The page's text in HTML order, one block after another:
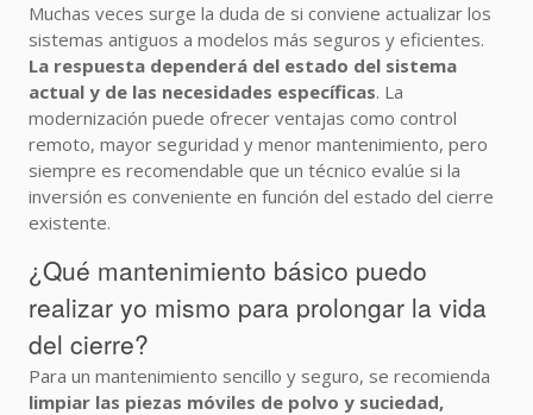
Muchas veces surge la duda de si conviene actualizar los
sistemas antiguos a modelos más seguros y eficientes.
La respuesta dependerá del estado del sistema
actual y de las necesidades específicas. La
modernización puede ofrecer ventajas como control
remoto, mayor seguridad y menor mantenimiento, pero
siempre es recomendable que un técnico evalúe si la
inversión es conveniente en función del estado del cierre
existente.
¿Qué mantenimiento básico puedo
realizar yo mismo para prolongar la vida
del cierre?
Para un mantenimiento sencillo y seguro, se recomienda
limpiar las piezas móviles de polvo y suciedad,